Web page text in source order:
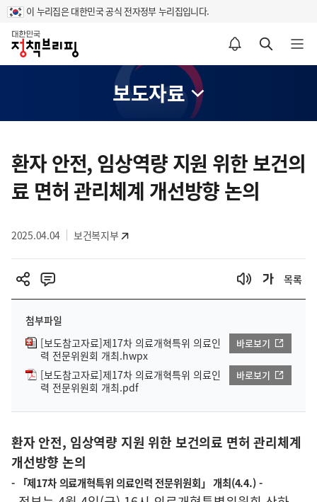
이 누리집은 대한민국 공식 전자정부 누리집입니다.
홈
알림설정 바로가기 검색 바로가기 메뉴 열기
보도자료
텐
츠
영
환자 안전, 임상역량 지원 위한 보건의
료 면허 관리체계 개선방향 논의
2025.04.04 보건복지부
목록
첨부파일
[보도참고자료]제17차 의료개혁특위 의료인
력 전문위원회 개최.hwpx
바로보기
[보도참고자료]제17차 의료개혁특위 의료인
력 전문위원회 개최.pdf
바로보기
환자 안전, 임상역량 지원 위한 보건의료 면허 관리체계
개선방향 논의
- 「제17차 의료개혁특위 의료인력 전문위원회」 개최(4.4.) -